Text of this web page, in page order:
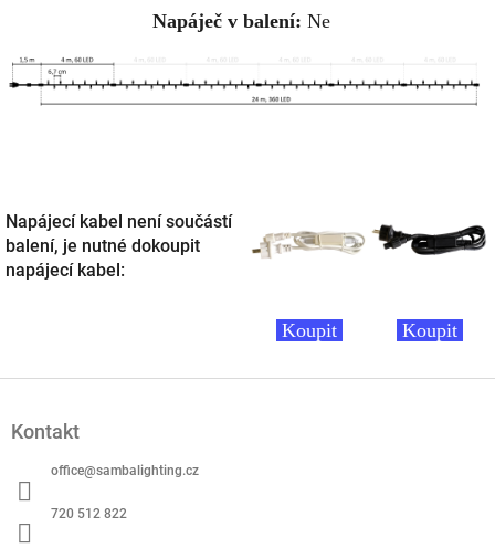
Napáječ v balení: Ne
Napájecí kabel není součástí
balení, je nutné dokoupit
napájecí kabel:
Koupit Koupit
Kontakt
office@sambalighting.cz
720 512 822